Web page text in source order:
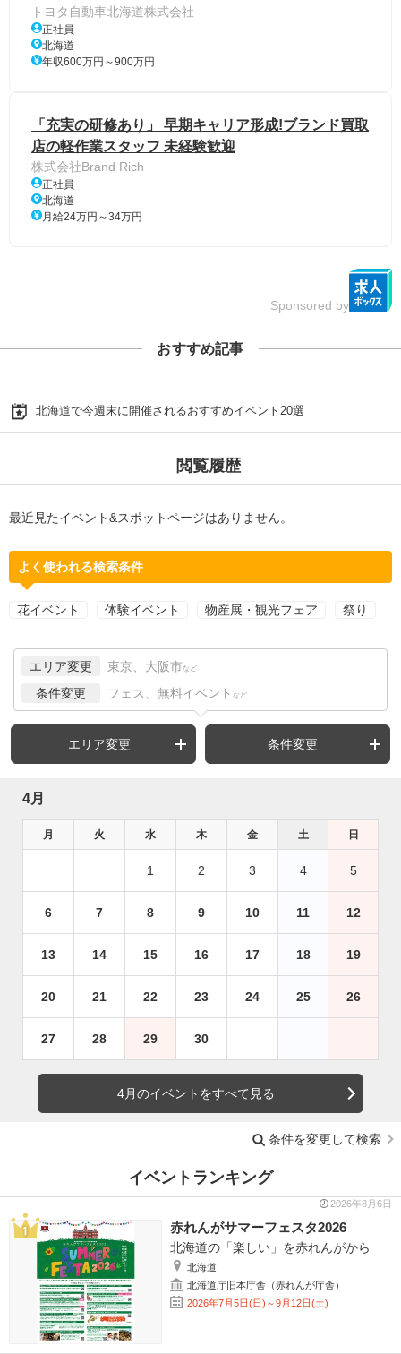
トヨタ自動車北海道株式会社
正社員
北海道
年収600万円～900万円
「充実の研修あり」 早期キャリア形成!ブランド買取
店の軽作業スタッフ 未経験歓迎
株式会社Brand Rich
正社員
北海道
月給24万円～34万円
Sponsored by
おすすめ記事
北海道で今週末に開催されるおすすめイベント20選
閲覧履歴
最近見たイベント&スポットページはありません。
よく使われる検索条件
花イベント 体験イベント 物産展・観光フェア 祭り
エリア変更 東京、大阪市 など
条件変更 フェス、無料イベント など
エリア変更 条件変更
4月
月 火 水 木 金 土 日
1 2 3 4 5
6 7 8 9 10 11 12
13 14 15 16 17 18 19
20 21 22 23 24 25 26
27 28 29 30
4月のイベントをすべて見る
条件を変更して検索
イベントランキング
2026年8月6日
赤れんがサマーフェスタ2026
北海道の「楽しい」を赤れんがから
北海道
北海道庁旧本庁舎（赤れんが庁舎）
2026年7月5日(日)～9月12日(土)